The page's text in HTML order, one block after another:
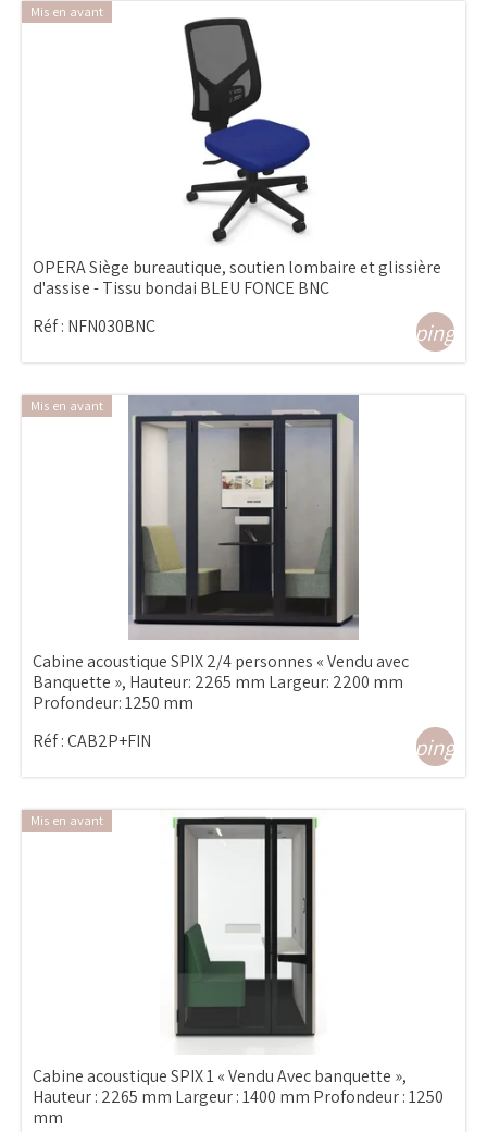
Mis en avant
OPERA Siège bureautique, soutien lombaire et glissière
d'assise - Tissu bondai BLEU FONCE BNC
Réf : NFN030BNC
Mis en avant
Cabine acoustique SPIX 2/4 personnes « Vendu avec
Banquette », Hauteur: 2265 mm Largeur: 2200 mm
Profondeur: 1250 mm
Réf :CAB2P+FIN
Mis en avant
Cabine acoustique SPIX 1 « Vendu Avec banquette »,
Hauteur : 2265 mm Largeur : 1400 mm Profondeur : 1250
mm